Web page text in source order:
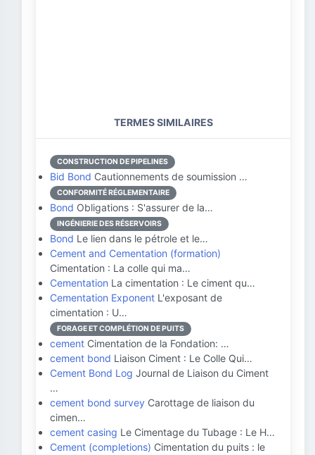
TERMES SIMILAIRES
CONSTRUCTION DE PIPELINES
Bid Bond Cautionnements de soumission …
CONFORMITÉ RÉGLEMENTAIRE
Bond Obligations : S'assurer de la…
INGÉNIERIE DES RÉSERVOIRS
Bond Le lien dans le pétrole et le…
Cement and Cementation (formation)
Cimentation : La colle qui ma…
Cementation La cimentation : Le ciment qu…
Cementation Exponent L'exposant de
cimentation : U…
FORAGE ET COMPLÉTION DE PUITS
cement Cimentation de la Fondation: …
cement bond Liaison Ciment : Le Colle Qui…
Cement Bond Log Journal de Liaison du Ciment
…
cement bond survey Carottage de liaison du
cimen…
cement casing Le Cimentage du Tubage : Le H…
Cement (completions) Cimentation du puits : le